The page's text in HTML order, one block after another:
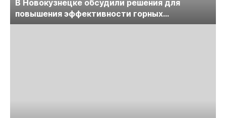
В Новокузнецке обсудили решения для
повышения эффективности горных
предприятий